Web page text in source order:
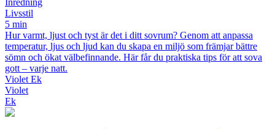
Livsstil
5 min
Hur varmt, ljust och tyst är det i ditt sovrum? Genom att anpassa
temperatur, ljus och ljud kan du skapa en miljö som främjar bättre
sömn och ökat välbefinnande. Här får du praktiska tips för att sova
gott – varje natt.
Violet Ek
Violet
Ek